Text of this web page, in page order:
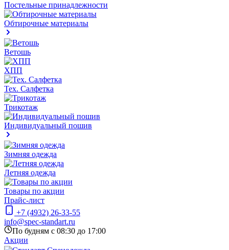
Постельные принадлежности
Обтирочные материалы
Ветошь
ХПП
Тех. Салфетка
Трикотаж
Индивидуальный пошив
Зимняя одежда
Летняя одежда
Товары по акции
Прайс-лист
+7 (4932) 26-33-55
info@spec-standart.ru
По будням с 08:30 до 17:00
Акции